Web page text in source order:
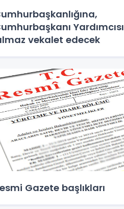
Yardımcısı
vekalet edecek
Gazete başlıkları